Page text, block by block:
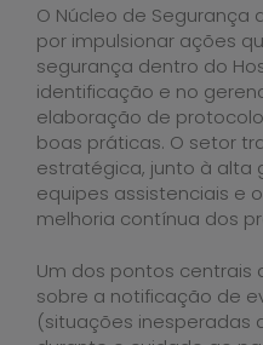
O Núcleo de Segurança
por impulsionar ações
segurança dentro do
identificação e no
elaboração de
boas práticas. O setor
estratégica, junto à alta
equipes assistenciais e
melhoria contínua dos
Um dos pontos centrais
sobre a notificação de
(situações inesperadas